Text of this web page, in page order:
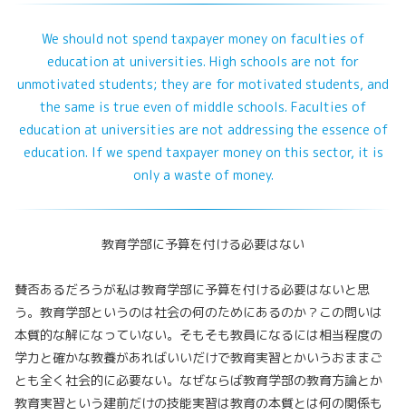
We should not spend taxpayer money on faculties of
education at universities. High schools are not for
unmotivated students; they are for motivated students, and
the same is true even of middle schools. Faculties of
education at universities are not addressing the essence of
education. If we spend taxpayer money on this sector, it is
only a waste of money.
教育学部に予算を付ける必要はない
賛否あるだろうが私は教育学部に予算を付ける必要はないと思
う。教育学部というのは社会の何のためにあるのか？この問いは
本質的な解になっていない。そもそも教員になるには相当程度の
学力と確かな教養があればいいだけで教育実習とかいうおままご
とも全く社会的に必要ない。なぜならば教育学部の教育方論とか
教育実習という建前だけの技能実習は教育の本質とは何の関係も